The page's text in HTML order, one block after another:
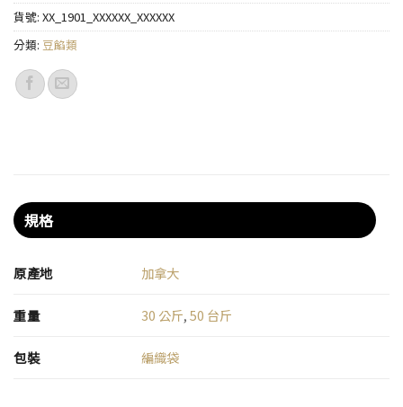
貨號: XX_1901_XXXXXX_XXXXXX
分類: 豆餡類
規格
原產地 加拿大
重量 30 公斤,50 台斤
包裝 編織袋